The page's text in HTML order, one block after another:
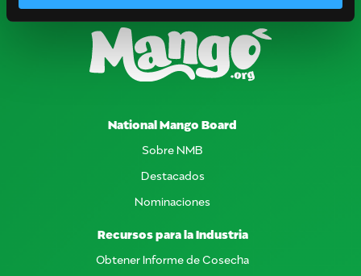
National Mango Board
Sobre NMB
Destacados
Nominaciones
Recursos para la Industria
Obtener Informe de Cosecha